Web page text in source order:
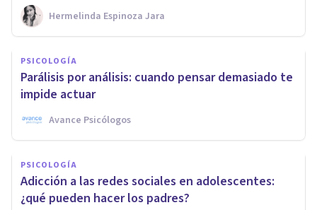
Hermelinda Espinoza Jara
PSICOLOGÍA
Parálisis por análisis: cuando pensar demasiado te
impide actuar
Avance Psicólogos
PSICOLOGÍA
Adicción a las redes sociales en adolescentes:
¿qué pueden hacer los padres?